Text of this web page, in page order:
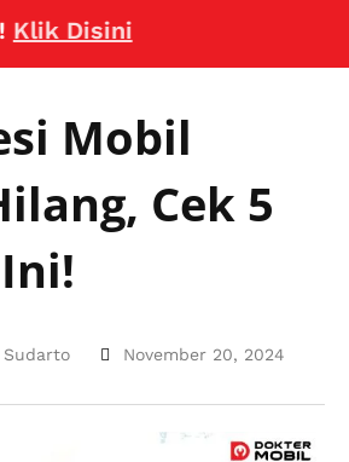
Disini
Mobil
Cek 5
Sudarto
November 20, 2024